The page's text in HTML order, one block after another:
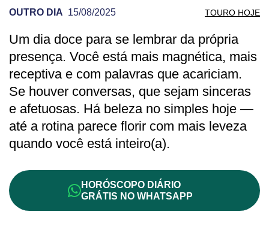
OUTRO DIA 15/08/2025 TOURO HOJE
PREVISÃO DE TOURO PARA OUTRO DIA
Um dia doce para se lembrar da própria
presença. Você está mais magnética, mais
receptiva e com palavras que acariciam.
Se houver conversas, que sejam sinceras
e afetuosas. Há beleza no simples hoje —
até a rotina parece florir com mais leveza
quando você está inteiro(a).
HORÓSCOPO DIÁRIO
GRÁTIS NO WHATSAPP